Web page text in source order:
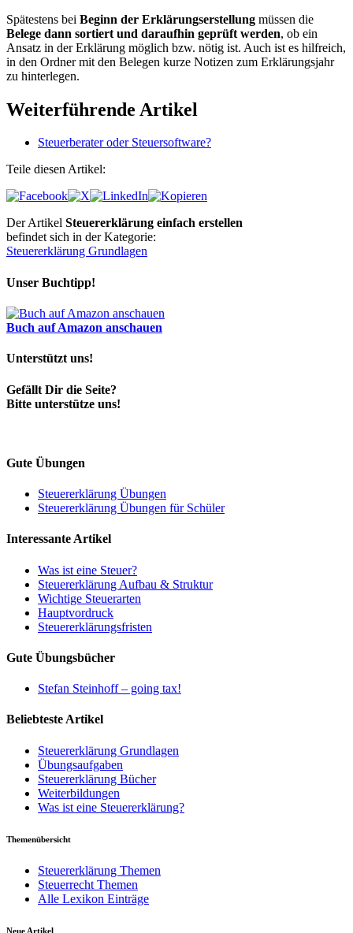
Spätestens bei Beginn der Erklärungserstellung müssen die
Belege dann sortiert und daraufhin geprüft werden, ob ein
Ansatz in der Erklärung möglich bzw. nötig ist. Auch ist es hilfreich,
in den Ordner mit den Belegen kurze Notizen zum Erklärungsjahr
zu hinterlegen.
Weiterführende Artikel
Steuerberater oder Steuersoftware?
Teile diesen Artikel:
Der Artikel Steuererklärung einfach erstellen
befindet sich in der Kategorie:
Steuererklärung Grundlagen
Unser Buchtipp!
Buch auf Amazon anschauen
Unterstützt uns!
Gefällt Dir die Seite?
Bitte unterstütze uns!
Gute Übungen
Steuererklärung Übungen
Steuererklärung Übungen für Schüler
Interessante Artikel
Was ist eine Steuer?
Steuererklärung Aufbau & Struktur
Wichtige Steuerarten
Hauptvordruck
Steuererklärungsfristen
Gute Übungsbücher
Stefan Steinhoff – going tax!
Beliebteste Artikel
Steuererklärung Grundlagen
Übungsaufgaben
Steuererklärung Bücher
Weiterbildungen
Was ist eine Steuererklärung?
Themenübersicht
Steuererklärung Themen
Steuerrecht Themen
Alle Lexikon Einträge
Neue Artikel